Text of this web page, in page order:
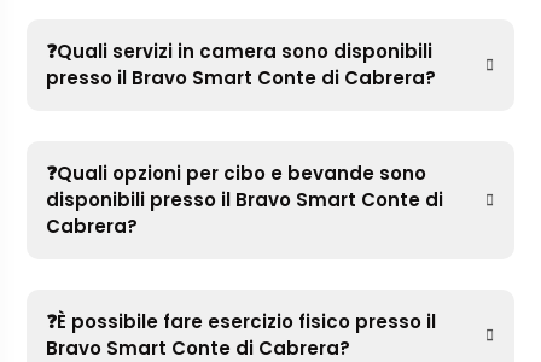
❓Quali servizi in camera sono disponibili
presso il Bravo Smart Conte di Cabrera?
❓Quali opzioni per cibo e bevande sono
disponibili presso il Bravo Smart Conte di
Cabrera?
❓È possibile fare esercizio fisico presso il
Bravo Smart Conte di Cabrera?